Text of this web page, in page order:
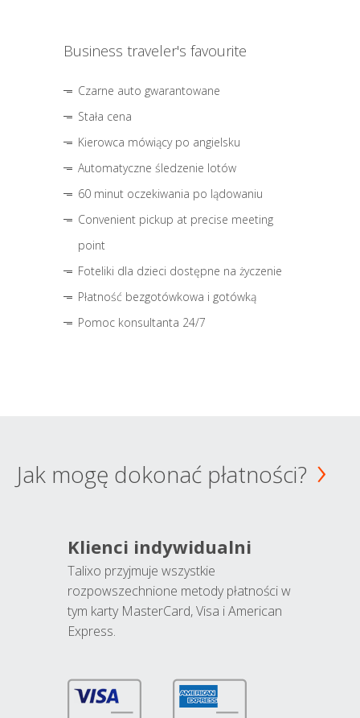
Business traveler's favourite
Czarne auto gwarantowane
Stała cena
Kierowca mówiący po angielsku
Automatyczne śledzenie lotów
60 minut oczekiwania po lądowaniu
Convenient pickup at precise meeting
point
Foteliki dla dzieci dostępne na życzenie
Płatność bezgotówkowa i gotówką
Pomoc konsultanta 24/7
Jak mogę dokonać płatności?
Klienci indywidualni
Talixo przyjmuje wszystkie
rozpowszechnione metody płatności w
tym karty MasterCard, Visa i American
Express.